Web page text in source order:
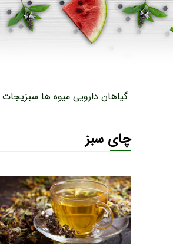
گیاهان دارویی میوه ها سبزیجات
چای سبز